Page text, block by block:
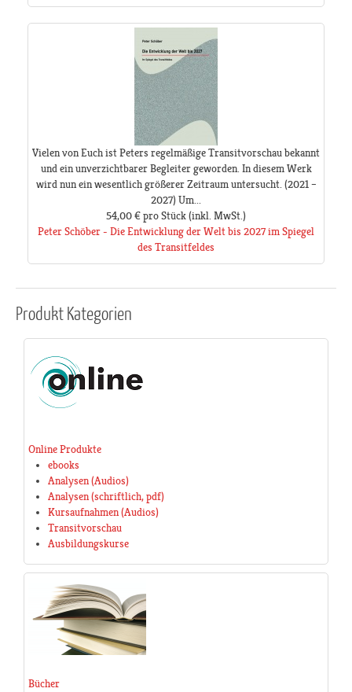
Vielen von Euch ist Peters regelmäßige Transitvorschau bekannt
und ein unverzichtbarer Begleiter geworden. In diesem Werk
wird nun ein wesentlich größerer Zeitraum untersucht. (2021 –
2027) Um...
54,00 €pro Stück(inkl. MwSt.)
Peter Schöber - Die Entwicklung der Welt bis 2027 im Spiegel
des Transitfeldes
ProduktKategorien
Online Produkte
ebooks
Analysen (Audios)
Analysen (schriftlich, pdf)
Kursaufnahmen (Audios)
Transitvorschau
Ausbildungskurse
Bücher